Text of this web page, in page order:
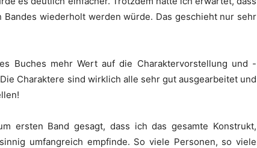
wiederholt werden würde. Das geschieht nur sehr
Buches mehr Wert auf die Charaktervorstellung und -
Charaktere sind wirklich alle sehr gut ausgearbeitet und
ersten Band gesagt, dass ich das gesamte Konstrukt,
umfangreich empfinde. So viele Personen, so viele